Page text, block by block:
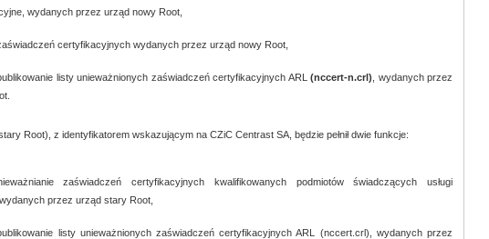
wydanych przez urząd nowy Root,
certyfikacyjnych wydanych przez urząd nowy Root,
listy unieważnionych zaświadczeń certyfikacyjnych ARL (nccert-n.crl) , wydanych przez
Root), z identyfikatorem wskazującym na CZiC Centrast SA, będzie pełnił dwie funkcje:
zaświadczeń certyfikacyjnych kwalifikowanych podmiotów świadczących usługi
przez urząd stary Root,
listy unieważnionych zaświadczeń certyfikacyjnych ARL (nccert.crl), wydanych przez